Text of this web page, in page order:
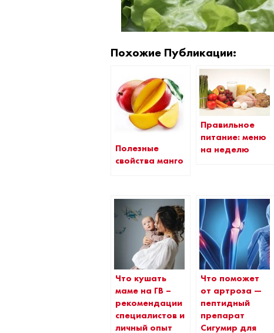
Похожие Публикации:
Полезные
свойства манго
Правильное
питание: меню
на неделю
Что кушать
маме на ГВ –
рекомендации
специалистов и
личный опыт
Что поможет
от артроза —
пептидный
препарат
Сигумир для